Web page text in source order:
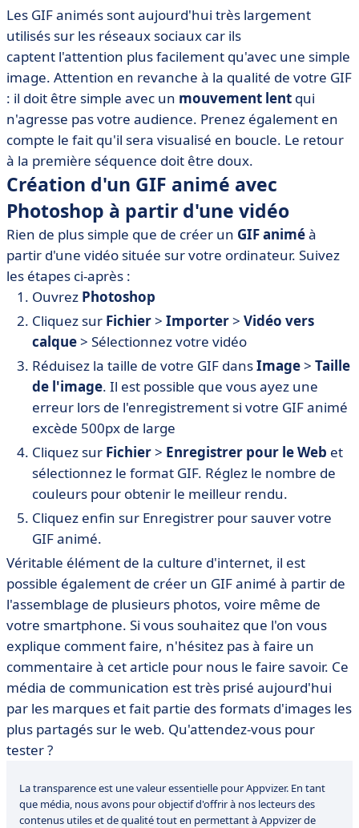
Les GIF animés sont aujourd'hui très largement
utilisés sur les réseaux sociaux car ils
captent l'attention plus facilement qu'avec une simple
image. Attention en revanche à la qualité de votre GIF
: il doit être simple avec un mouvement lent qui
n'agresse pas votre audience. Prenez également en
compte le fait qu'il sera visualisé en boucle. Le retour
à la première séquence doit être doux.
Création d'un GIF animé avec
Photoshop à partir d'une vidéo
Rien de plus simple que de créer un GIF animéà
partir d'une vidéo située sur votre ordinateur. Suivez
les étapes ci-après :
Ouvrez Photoshop
Cliquez sur Fichier> Importer> Vidéo vers
calque> Sélectionnez votre vidéo
Réduisez la taille de votre GIF dansImage> Taille
de l'image. Il est possible que vous ayez une
erreur lors de l'enregistrement si votre GIF animé
excède 500px de large
Cliquez sur Fichier> Enregistrer pour le Web et
sélectionnez le format GIF. Réglez le nombre de
couleurs pour obtenir le meilleur rendu.
Cliquez enfin sur Enregistrer pour sauver votre
GIF animé.
Véritable élément de la culture d'internet, il est
possible également de créer un GIF animé à partir de
l'assemblage de plusieurs photos, voire même de
votre smartphone. Si vous souhaitez que l'on vous
explique comment faire, n'hésitez pas à faire un
commentaire à cet article pour nous le faire savoir. Ce
média de communication est très prisé aujourd'hui
par les marques et fait partie des formats d'images les
plus partagés sur le web. Qu'attendez-vous pour
tester ?
La transparence est une valeur essentielle pour Appvizer. En tant
que média, nous avons pour objectif d'offrir à nos lecteurs des
contenus utiles et de qualité tout en permettant à Appvizer de